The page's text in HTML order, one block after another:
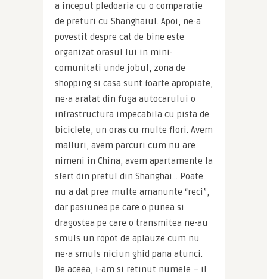
a inceput pledoaria cu o comparatie
de preturi cu Shanghaiul. Apoi, ne-a
povestit despre cat de bine este
organizat orasul lui in mini-
comunitati unde jobul, zona de
shopping si casa sunt foarte apropiate,
ne-a aratat din fuga autocarului o
infrastructura impecabila cu pista de
biciclete, un oras cu multe flori. Avem
malluri, avem parcuri cum nu are
nimeni in China, avem apartamente la
sfert din pretul din Shanghai… Poate
nu a dat prea multe amanunte “reci”,
dar pasiunea pe care o punea si
dragostea pe care o transmitea ne-au
smuls un ropot de aplauze cum nu
ne-a smuls niciun ghid pana atunci.
De aceea, i-am si retinut numele – il